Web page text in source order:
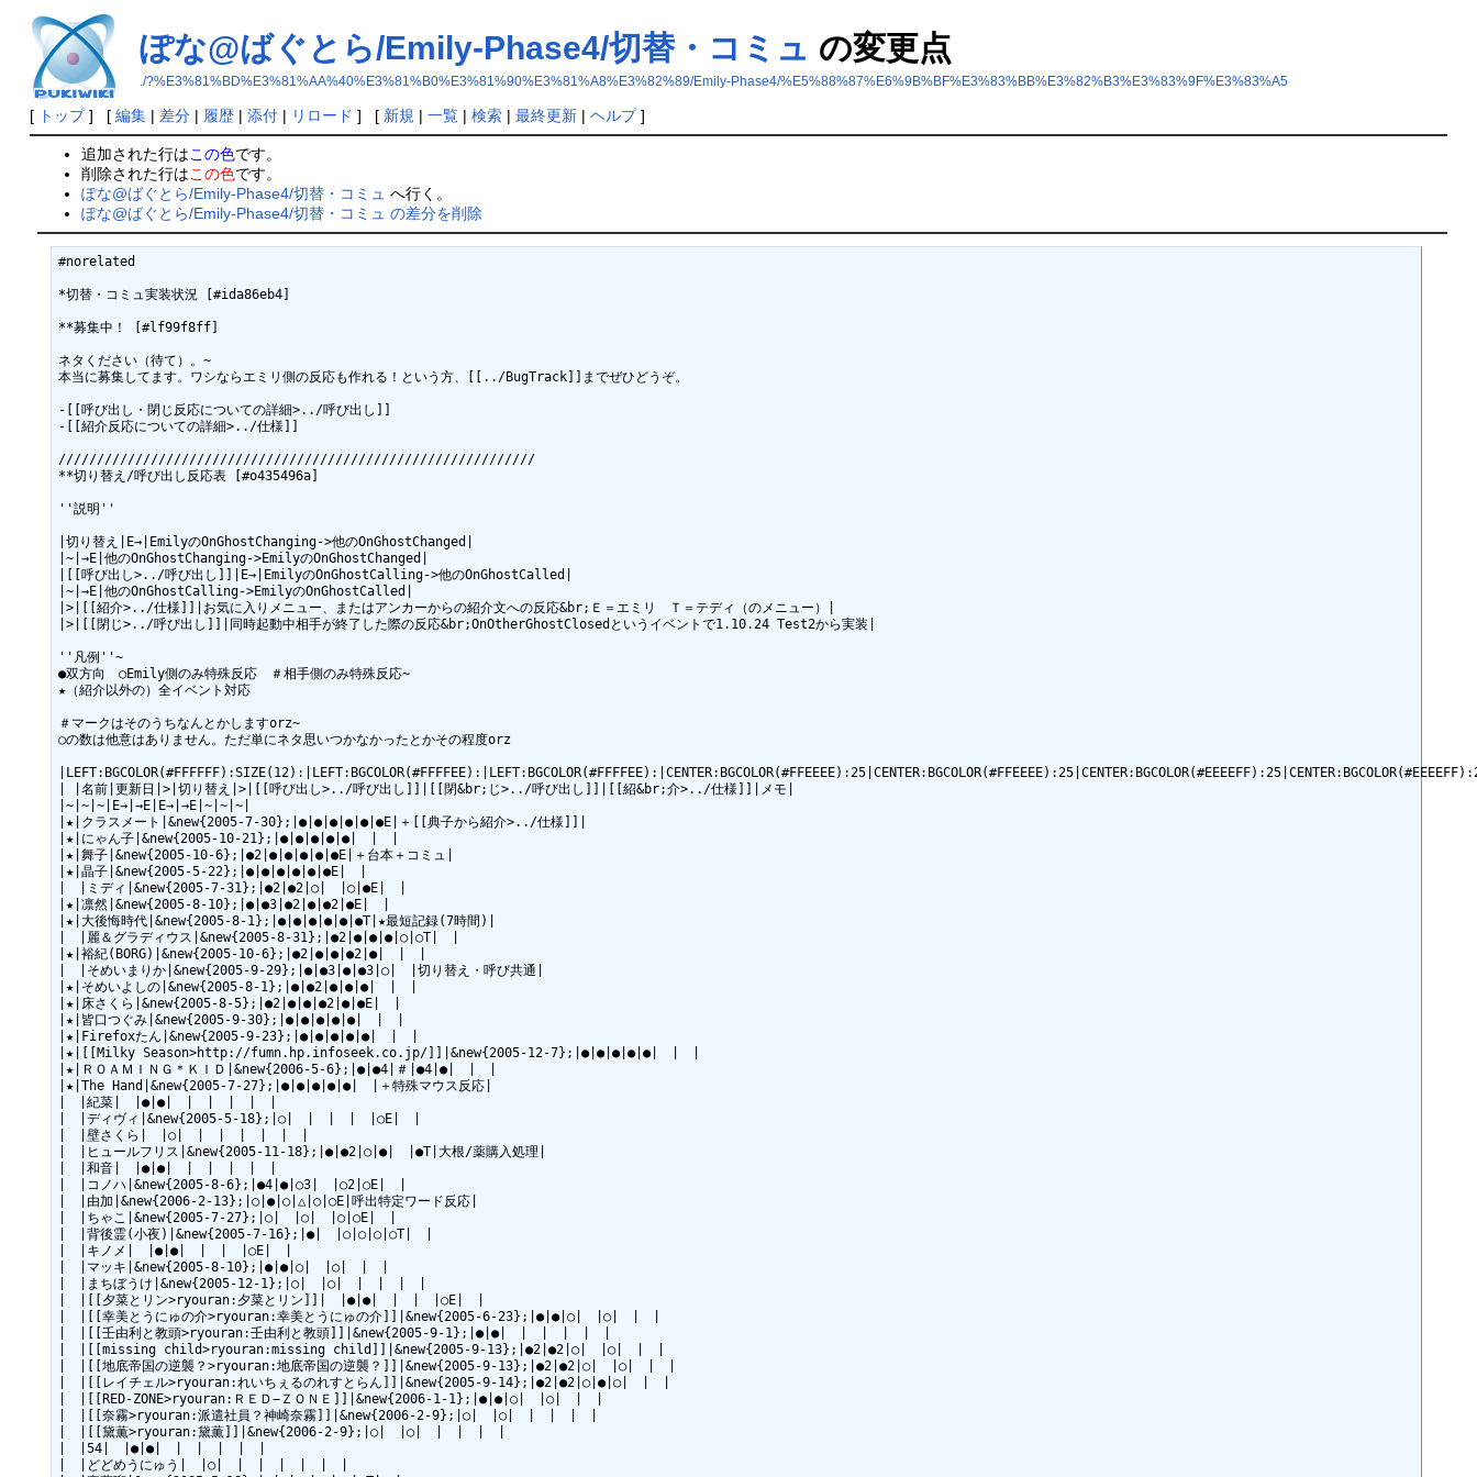
ぽな@ばぐとら/Emily-Phase4/切替・コミュ の変更点
./?%E3%81%BD%E3%81%AA%40%E3%81%B0%E3%81%90%E3%81%A8%E3%82%89/Emily-Phase4/%E5%88%87%E6%9B%BF%E3%83%BB%E3%82%B3%E3%83%9F%E3%83%A5
[ トップ] [ 編集| 差分| 履歴| 添付| リロード ] [ 新規 | 一覧| 検索| 最終更新| ヘルプ]
追加された行はこの色です。
削除された行はこの色です。
ぽな@ばぐとら/Emily-Phase4/切替・コミュ へ行く。
ぽな@ばぐとら/Emily-Phase4/切替・コミュ の差分を削除
#norelated
*切替・コミュ実装状況 [#ida86eb4]
**募集中！ [#lf99f8ff]
ネタください（待て）。~
本当に募集してます。ワシならエミリ側の反応も作れる！という方、[[../BugTrack]]までぜひどうぞ。
-[[呼び出し・閉じ反応についての詳細>../呼び出し]]
-[[紹介反応についての詳細>../仕様]]
//////////////////////////////////////////////////////////////
**切り替え/呼び出し反応表 [#o435496a]
''説明''
|切り替え|E→|EmilyのOnGhostChanging->他のOnGhostChanged|
|~|→E|他のOnGhostChanging->EmilyのOnGhostChanged|
|[[呼び出し>../呼び出し]]|E→|EmilyのOnGhostCalling->他のOnGhostCalled|
|~|→E|他のOnGhostCalling->EmilyのOnGhostCalled|
|>|[[紹介>../仕様]]|お気に入りメニュー、またはアンカーからの紹介文への反応&br;Ｅ＝エミリ　Ｔ＝テディ（のメニュー）|
|>|[[閉じ>../呼び出し]]|同時起動中相手が終了した際の反応&br;OnOtherGhostClosedというイベントで1.10.24 Test2から実装|
''凡例''~
●双方向　○Emily側のみ特殊反応　＃相手側のみ特殊反応~
★（紹介以外の）全イベント対応
＃マークはそのうちなんとかしますorz~
○の数は他意はありません。ただ単にネタ思いつかなかったとかその程度orz
| |名前|更新日|>|切り替え|>|[[呼び出し>../呼び出し]]|[[閉&br;じ>../呼び出し]]|[[紹&br;介>../仕様]]|メモ|
|~|~|~|E→|→E|E→|→E|~|~|~|
|★|クラスメート|&new{2005-7-30};|●|●|●|●|●|●E|＋[[典子から紹介>../仕様]]|
|★|にゃん子|&new{2005-10-21};|●|●|●|●|●|　|　|
|★|舞子|&new{2005-10-6};|●2|●|●|●|●|●E|＋台本＋コミュ|
|★|晶子|&new{2005-5-22};|●|●|●|●|●|●E|　|
|　|ミディ|&new{2005-7-31};|●2|●2|○|　|○|●E|　|
|★|凛然|&new{2005-8-10};|●|●3|●2|●|●2|●E|　|
|★|大後悔時代|&new{2005-8-1};|●|●|●|●|●|●T|★最短記録(7時間)|
|　|麗＆グラディウス|&new{2005-8-31};|●2|●|●|●|○|○T|　|
|★|裕紀(BORG)|&new{2005-10-6};|●2|●|●|●2|●|　|　|
|　|そめいまりか|&new{2005-9-29};|●|●3|●|●3|○|　|切り替え・呼び共通|
|★|そめいよしの|&new{2005-8-1};|●|●2|●|●|●|　|　|
|★|床さくら|&new{2005-8-5};|●2|●|●|●2|●|●E|　|
|★|皆口つぐみ|&new{2005-9-30};|●|●|●|●|●|　|　|
|★|Firefoxたん|&new{2005-9-23};|●|●|●|●|●|　|　|
|★|[[Milky Season>http://fumn.hp.infoseek.co.jp/]]|&new{2005-12-7};|●|●|●|●|●|　|　|
|★|ＲＯＡＭＩＮＧ＊ＫＩＤ|&new{2006-5-6};|●|●4|＃|●4|●|　|　|
|★|The Hand|&new{2005-7-27};|●|●|●|●|●|　|＋特殊マウス反応|
|　|紀菜|　|●|●|　|　|　|　|　|
|　|ディヴィ|&new{2005-5-18};|○|　|　|　|　|○E|　|
|　|壁さくら|　|○|　|　|　|　|　|　|
|　|ヒュールフリス|&new{2005-11-18};|●|●2|○|●|　|●T|大根/薬購入処理|
|　|和音|　|●|●|　|　|　|　|　|
|　|コノハ|&new{2005-8-6};|●4|●|○3|　|○2|○E|　|
|　|由加|&new{2006-2-13};|○|●|○|△|○|○E|呼出特定ワード反応|
|　|ちゃこ|&new{2005-7-27};|○|　|○|　|○|○E|　|
|　|背後霊(小夜)|&new{2005-7-16};|●|　|○|○|○|○T|　|
|　|キノメ|　|●|●|　|　|　|○E|　|
|　|マッキ|&new{2005-8-10};|●|●|○|　|○|　|　|
|　|まちぼうけ|&new{2005-12-1};|○|　|○|　|　|　|　|
|　|[[夕菜とリン>ryouran:夕菜とリン]]|　|●|●|　|　|　|○E|　|
|　|[[幸美とうにゅの介>ryouran:幸美とうにゅの介]]|&new{2005-6-23};|●|●|○|　|○|　|　|
|　|[[壬由利と教頭>ryouran:壬由利と教頭]]|&new{2005-9-1};|●|●|　|　|　|　|　|
|　|[[missing child>ryouran:missing child]]|&new{2005-9-13};|●2|●2|○|　|○|　|　|
|　|[[地底帝国の逆襲？>ryouran:地底帝国の逆襲？]]|&new{2005-9-13};|●2|●2|○|　|○|　|　|
|　|[[レイチェル>ryouran:れいちぇるのれすとらん]]|&new{2005-9-14};|●2|●2|○|●|○|　|　|
|　|[[RED-ZONE>ryouran:ＲＥＤ−ＺＯＮＥ]]|&new{2006-1-1};|●|●|○|　|○|　|　|
|　|[[奈霧>ryouran:派遣社員？神崎奈霧]]|&new{2006-2-9};|○|　|○|　|　|　|　|
|　|[[黛薫>ryouran:黛薫]]|&new{2006-2-9};|○|　|○|　|　|　|　|
|　|54|　|●|●|　|　|　|　|　|
|　|どどめうにゅう|　|○|　|　|　|　|　|　|